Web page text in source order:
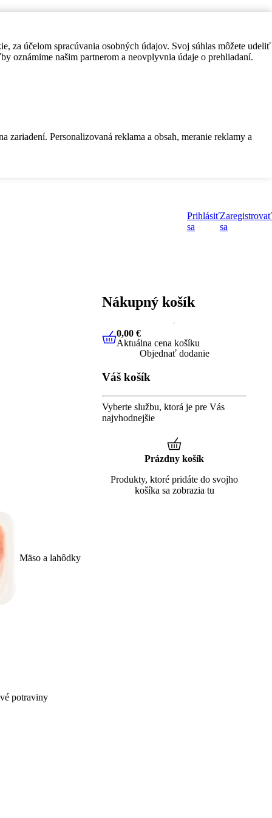
za účelom spracúvania osobných údajov. Svoj súhlas môžete udeliť
oznámime našim partnerom a neovplyvnia údaje o prehliadaní.
Personalizovaná reklama a obsah, meranie reklamy a
Prihlásiť
sa
Zaregistrovať
sa
Mäso a lahôdky
potraviny
Nákupný košík
0,00 €Aktuálna cena košíku
0,00 €
Aktuálna cena košíku
Objednať dodanie
Váš košík
Vyberte službu, ktorá je pre Vás
najvhodnejšie
Prázdny košík
Produkty, ktoré pridáte do svojho
košíka sa zobrazia tu